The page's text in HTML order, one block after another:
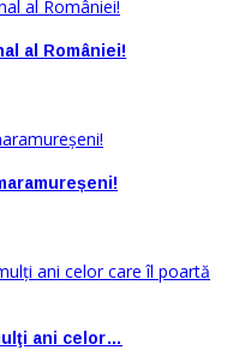
al României!
ani celor…